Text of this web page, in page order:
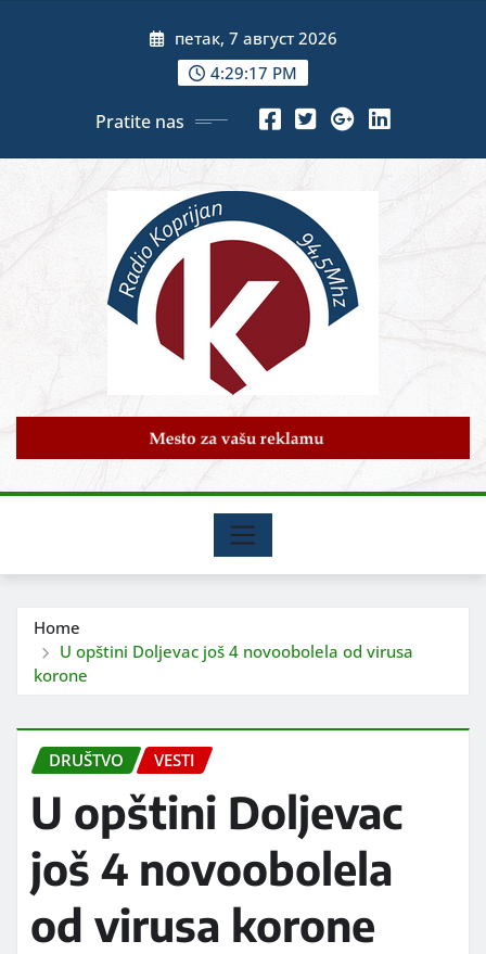
петак, 7 август 2026
4:29:19 PM
Pratite nas
Home
U opštini Doljevac još 4 novoobolela od virusa
korone
DRUŠTVO VESTI
U opštini Doljevac
još 4 novoobolela
od virusa korone